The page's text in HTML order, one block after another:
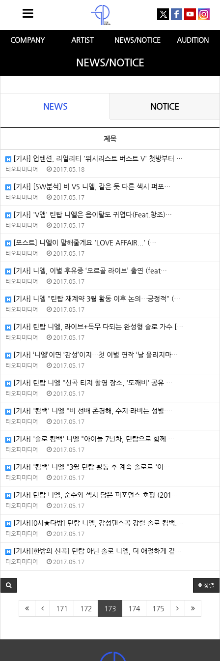
COMPANY ARTIST NEWS/NOTICE AUDITION
NEWS/NOTICE
NEWS NOTICE
제목
[기사] 업텐션, 리얼리티 '위시리스트 버스트 V' 첫방부터 …
티오피미디어 2017.05.18
[기사] [SW분석] 비 VS 니엘, 같은 듯 다른 섹시 퍼포…
티오피미디어 2017.05.17
[기사] 'V앱' 틴탑 니엘은 음이탈도 귀엽다(Feat.창조)…
티오피미디어 2017.05.17
[포스트] 니엘이 말해줄게요 'LOVE AFFAIR...' (…
티오피미디어 2017.05.17
[기사] 니엘, 이별 후유증 ‘오르골 라이브’ 출연 (feat…
티오피미디어 2017.05.17
[기사] 니엘 "틴탑 재계약 3월 활동 이후 논의…긍정적" (…
티오피미디어 2017.05.17
[기사] 틴탑 니엘, 라이브+독무 다되는 완성형 솔로 가수 […
티오피미디어 2017.05.17
[기사] ‘니엘’이면 ‘감성’이지…첫 이별 연작 ‘날 울리지마…
티오피미디어 2017.05.17
[기사] 틴탑 니엘 "신곡 티저 촬영 장소, '도깨비' 공유 …
티오피미디어 2017.05.17
[기사] '컴백' 니엘 "비 선배 존경해, 수지·라비는 성별·…
티오피미디어 2017.05.17
[기사] '솔로 컴백' 니엘 "아이돌 7년차, 틴탑으로 함께 …
티오피미디어 2017.05.17
[기사] '컴백' 니엘 "3월 틴탑 활동 후 계속 솔로로 '이…
티오피미디어 2017.05.17
[기사] 틴탑 니엘, 순수와 섹시 담은 퍼포먼스 호평 (201…
티오피미디어 2017.05.17
[기사][0시★다방] 틴탑 니엘, 감성댄스곡 강렬 솔로 컴백.…
티오피미디어 2017.05.17
[기사][한밤의 신곡] 틴탑 아닌 솔로 니엘, 더 애절하게 깊…
티오피미디어 2017.05.17
정렬
171 172 173 174 175